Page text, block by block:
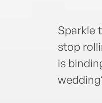
Sparkle
stop
is